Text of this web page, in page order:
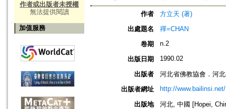
作者或出版者未授權
無法提供閱讀
加值服務
作者
方立天 (著)
出處題名
禪=CHAN
卷期
n.2
出版日期 1990.02
出版者
河北省佛教協會．河
出版者網址
http://www.bailinsi.net/
出版地
河北, 中國 [Hopei,